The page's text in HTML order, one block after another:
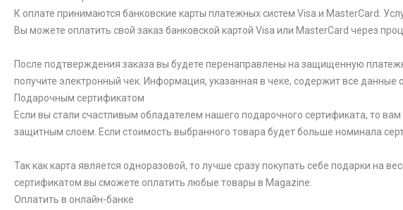
К оплате принимаются банковские карты платежных систем Visa и MasterCard.
Вы можете оплатить свой заказ банковской картой Visa или MasterCard через
После подтверждения заказа вы будете перенаправлены на защищенную
получите электронный чек. Информация, указанная в чеке, содержит все данные
Подарочным сертификатом
Если вы стали счастливым обладателем нашего подарочного сертификата, то
защитным слоем. Если стоимость выбранного товара будет больше номинала
Так как карта является одноразовой, то лучше сразу покупать себе подарки на
сертификатом вы сможете оплатить любые товары в Magazine.
Оплатить в онлайн-банке